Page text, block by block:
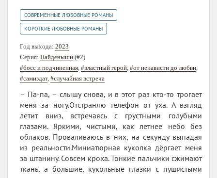
СОВРЕМЕННЫЕ ЛЮБОВНЫЕ РОМАНЫ
КОРОТКИЕ ЛЮБОВНЫЕ РОМАНЫ
Год выхода: 2023
Серия: Найденыши (#2)
#босс и подчиненная #властный герой #от ненависти до любви
#самиздат, #случайная встреча
– Па-па, – слышу снова, и в этот раз кто-то трогает
меня за ногу.Отстраняю телефон от уха. А взгляд
летит вниз, встречаясь с грустными голубыми
глазами. Яркими, чистыми, как летнее небо без
облаков. Проваливаюсь в них, на секунду выпадая
из реальности.Миниатюрная куколка дёргает меня
за штанину. Совсем кроха. Тонкие пальчики сжимают
ткань, а большие, кукольные глазки с пушистыми